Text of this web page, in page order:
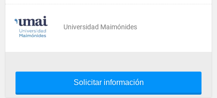
Universidad Maimónides
Solicitar información